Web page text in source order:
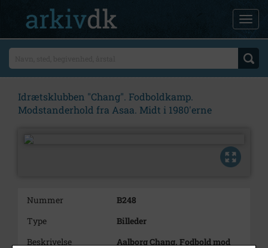
Idrætsklubben "Chang". Fodboldkamp.
Modstanderhold fra Asaa. Midt i 1980'erne
Nummer
B248
Type
Billeder
Beskrivelse
Aalborg Chang. Fodbold mod